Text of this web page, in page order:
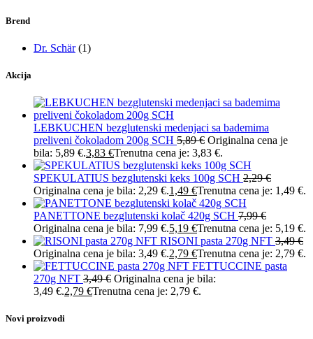
Brend
Dr. Schär (1)
Akcija
LEBKUCHEN bezglutenski medenjaci sa bademima
preliveni čokoladom 200g SCH 5,89€ Originalna cena je
bila: 5,89 €.3,83 €Trenutna cena je: 3,83 €.
SPEKULATIUS bezglutenski keks 100g SCH 2,29€
Originalna cena je bila: 2,29 €.1,49 €Trenutna cena je: 1,49 €.
PANETTONE bezglutenski kolač 420g SCH 7,99€
Originalna cena je bila: 7,99 €.5,19 €Trenutna cena je: 5,19 €.
RISONI pasta 270g NFT 3,49€
Originalna cena je bila: 3,49 €.2,79 €Trenutna cena je: 2,79 €.
FETTUCCINE pasta
270g NFT 3,49€ Originalna cena je bila:
3,49 €.2,79 €Trenutna cena je: 2,79 €.
Novi proizvodi